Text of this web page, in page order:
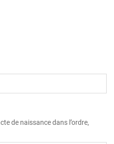
de naissance dans l’ordre,